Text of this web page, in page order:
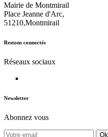
Mairie de Montmirail
Place Jeanne d'Arc,
51210,Montmirail
Restons connectés
Réseaux sociaux
Newsletter
Abonnez vous
Ok